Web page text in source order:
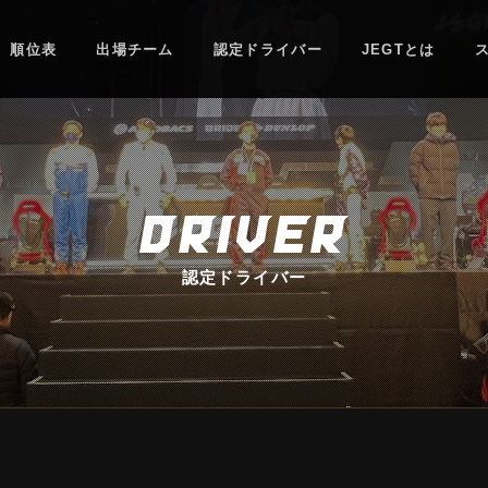
順位表 出場チーム 認定ドライバー JEGTとは
DRIVER
認定ドライバー